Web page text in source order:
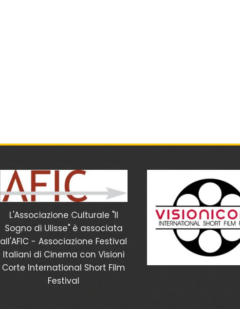
L'Associazione Culturale "Il
Sogno di Ulisse" è associata
all'AFIC - Associazione Festival
Italiani di Cinema con Visioni
Corte International Short Film
Festival